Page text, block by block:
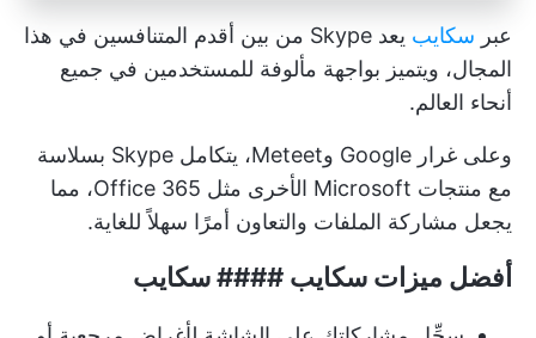
عبر سكايب
يعد Skype من بين أقدم المتنافسين في هذا
المجال، ويتميز بواجهة مألوفة للمستخدمين في جميع
أنحاء العالم.
وعلى غرار Google وMeteet، يتكامل Skype بسلاسة
مع منتجات Microsoft الأخرى مثل Office 365، مما
يجعل مشاركة الملفات والتعاون أمرًا سهلاً للغاية.
أفضل ميزات سكايب #### سكايب